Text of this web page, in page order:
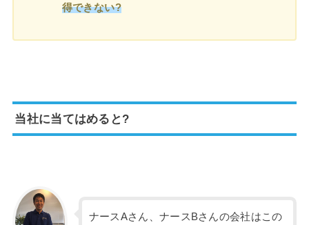
得できない?
当社に当てはめると?
ナースAさん、ナースBさんの会社はこの